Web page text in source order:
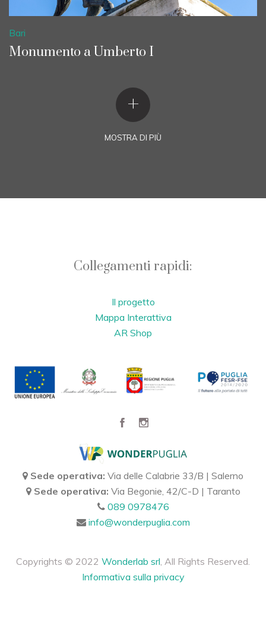
Bari
Monumento a Umberto I
+
MOSTRA DI PIÙ
Collegamenti rapidi:
Il progetto
Mappa Interattiva
AR Shop
Sede operativa: Via delle Calabrie 33/B | Salerno
Sede operativa: Via Begonie, 42/C-D | Taranto
089 0978476
info@wonderpuglia.com
Copyrights © 2022 Wonderlab srl, All Rights Reserved.
Informativa sulla privacy